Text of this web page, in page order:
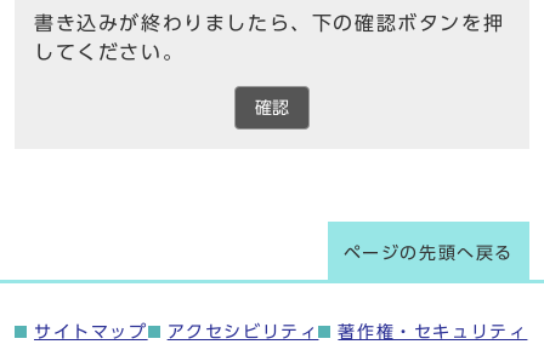
書き込みが終わりましたら、下の確認ボタンを押
してください。
確認
ページの先頭へ戻る
サイトマップ アクセシビリティ
著作権・セキュリティ